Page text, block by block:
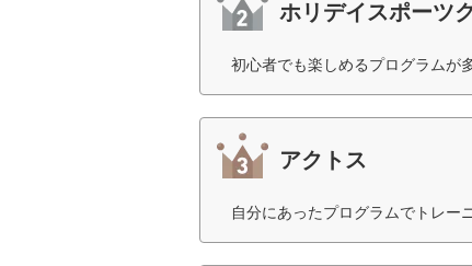
ホリデイスポーツ
初心者でも楽しめるプログラムが
アクトス
自分にあったプログラムでトレー